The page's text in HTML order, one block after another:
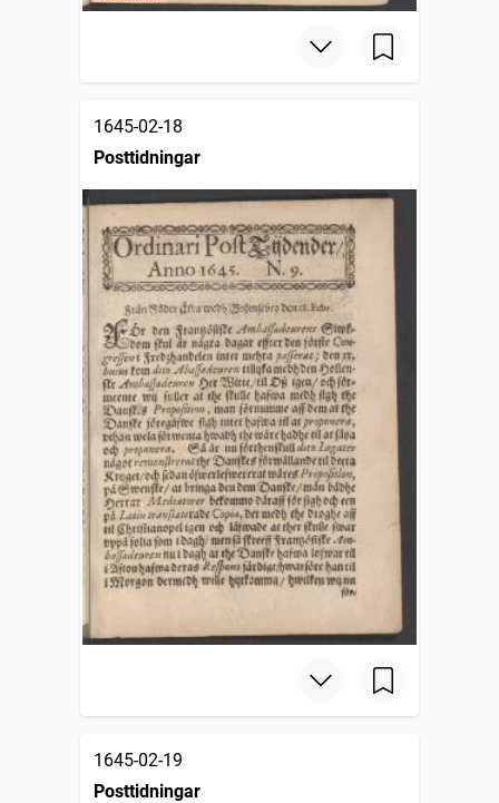
1645-02-18
Posttidningar
1645-02-19
Posttidningar